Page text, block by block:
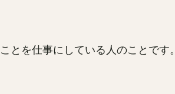
とを仕事にしている人のことです。